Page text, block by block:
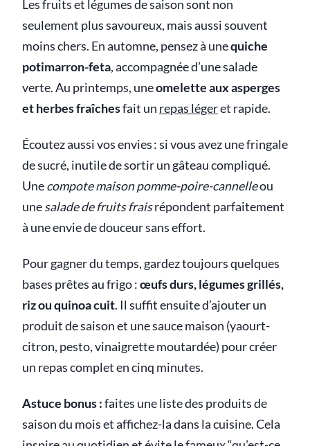
Les fruits et légumes de saison sont non
seulement plus savoureux, mais aussi souvent
moins chers. En automne, pensez à unequiche
potimarron-feta, accompagnée d’une salade
verte. Au printemps, uneomelette aux asperges
et herbes fraîchesfait un repas légeret rapide.
Écoutez aussi vos envies : si vous avez une fringale
de sucré, inutile de sortir un gâteau compliqué.
Unecompote maison pomme-poire-cannelleou
unesalade de fruits fraisrépondent parfaitement
à une envie de douceur sans effort.
Pour gagner du temps, gardez toujours quelques
bases prêtes au frigo :œufs durs, légumes grillés,
riz ou quinoa cuit. Il suffit ensuite d’ajouter un
produit de saison et une sauce maison (yaourt-
citron, pesto, vinaigrette moutardée) pour créer
un repas complet en cinq minutes.
Astuce bonus :faites une liste des produits de
saison du mois et affichez-la dans la cuisine. Cela